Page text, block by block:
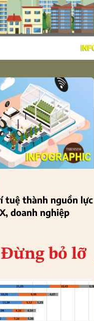
tuệ thành nguồn lực
doanh nghiệp
Đừng bỏ lỡ